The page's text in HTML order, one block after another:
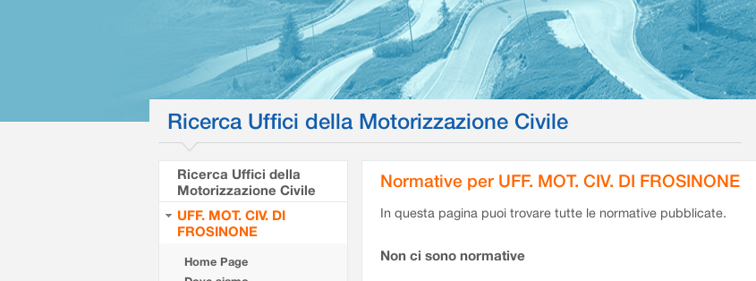
Ricerca Uffici della Motorizzazione Civile
Ricerca Uffici della
Motorizzazione Civile
UFF. MOT. CIV. DI
FROSINONE
Home Page
Normative per UFF. MOT. CIV. DI FROSINONE
In questa pagina puoi trovare tutte le normative pubblicate.
Non ci sono normative